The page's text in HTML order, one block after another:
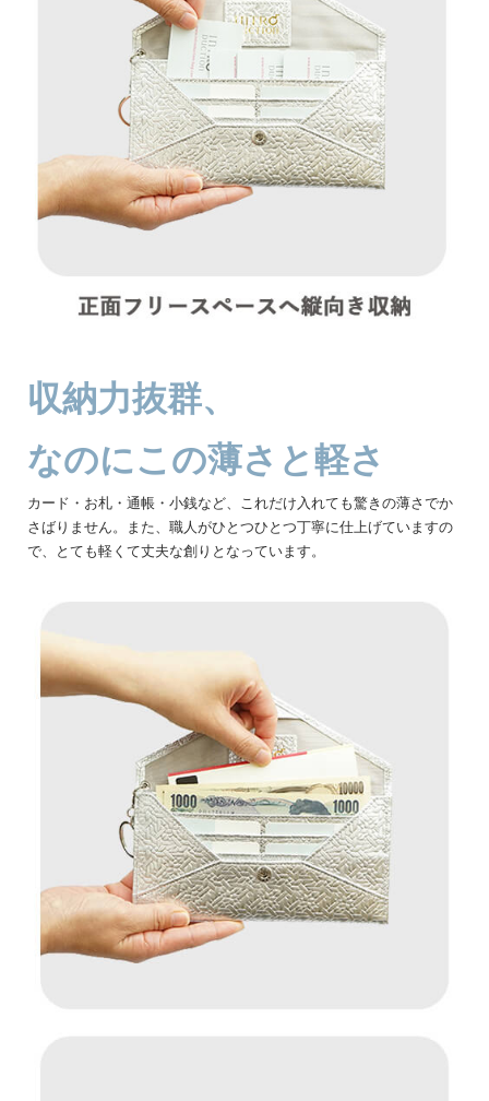
収納力抜群、
なのにこの薄さと軽さ
カード・お札・通帳・小銭など、これだけ入れても驚きの薄さでか
さばりません。また、職人がひとつひとつ丁寧に仕上げていますの
で、とても軽くて丈夫な創りとなっています。